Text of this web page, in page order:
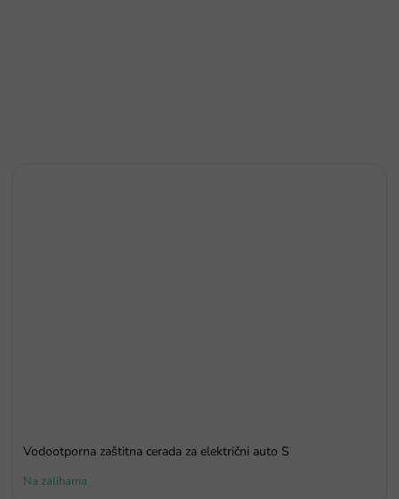
Vodootporna zaštitna cerada za električni auto S
Na zalihama